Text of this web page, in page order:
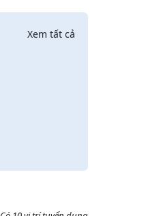
Xem tất cả